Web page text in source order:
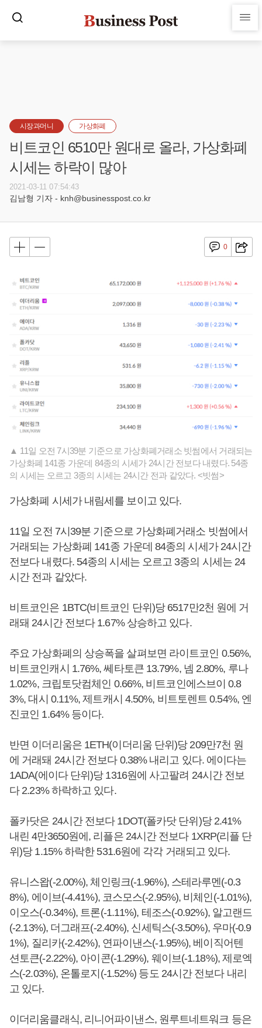
시장과머니 가상화폐
비트코인 6510만 원대로 올라, 가상화폐
시세는 하락이 많아
2021-03-11 07:54:43
김남형 기자 - knh@businesspost.co.kr
0
▲ 11일 오전 7시39분 기준으로 가상화폐거래소 빗썸에서 거래되는
가상화폐 141종 가운데 84종의 시세가 24시간 전보다 내렸다. 54종
의 시세는 오르고 3종의 시세는 24시간 전과 같았다. <빗썸>
가상화폐 시세가 내림세를 보이고 있다.
11일 오전 7시39분 기준으로 가상화폐거래소 빗썸에서
거래되는 가상화폐 141종 가운데 84종의 시세가 24시간
전보다 내렸다. 54종의 시세는 오르고 3종의 시세는 24
시간 전과 같았다.
비트코인은 1BTC(비트코인 단위)당 6517만2천 원에 거
래돼 24시간 전보다 1.67% 상승하고 있다.
주요 가상화폐의 상승폭을 살펴보면 라이트코인 0.56%,
비트코인캐시 1.76%, 쎄타토큰 13.79%, 넴 2.80%, 루나
1.02%, 크립토닷컴체인 0.66%, 비트코인에스브이 0.8
3%, 대시 0.11%, 제트캐시 4.50%, 비트토렌트 0.54%, 엔
진코인 1.64% 등이다.
반면 이더리움은 1ETH(이더리움 단위)당 209만7천 원
에 거래돼 24시간 전보다 0.38% 내리고 있다. 에이다는
1ADA(에이다 단위)당 1316원에 사고팔려 24시간 전보
다 2.23% 하락하고 있다.
폴카닷은 24시간 전보다 1DOT(폴카닷 단위)당 2.41%
내린 4만3650원에, 리플은 24시간 전보다 1XRP(리플 단
위)당 1.15% 하락한 531.6원에 각각 거래되고 있다.
유니스왑(-2.00%), 체인링크(-1.96%), 스테라루멘(-0.3
8%), 에이브(-4.41%), 코스모스(-2.95%), 비체인(-1.01%),
이오스(-0.34%), 트론(-1.11%), 테조스(-0.92%), 알고랜드
(-2.13%), 더그래프(-2.40%), 신세틱스(-3.50%), 우마(-0.9
1%), 질리카(-2.42%), 연파이낸스(-1.95%), 베이직어텐
션토큰(-2.22%), 아이콘(-1.29%), 웨이브(-1.18%), 제로엑
스(-2.03%), 온톨로지(-1.52%) 등도 24시간 전보다 내리
고 있다.
이더리움클래식, 리니어파이낸스, 원루트네트워크 등은